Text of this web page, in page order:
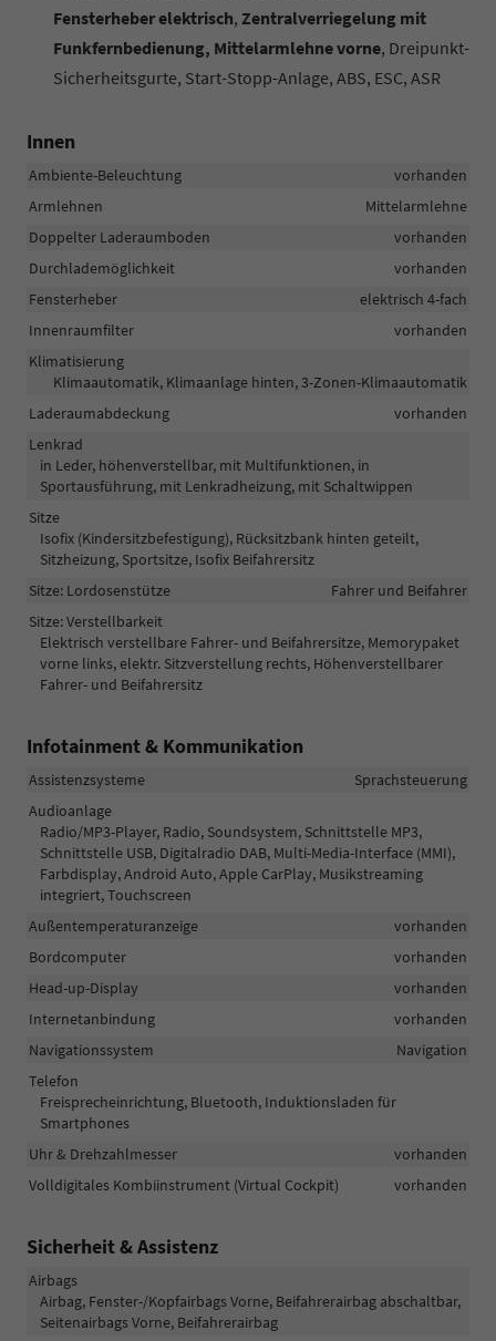
Fensterheber elektrisch, Zentralverriegelung mit
Funkfernbedienung, Mittelarmlehne vorne, Dreipunkt-
Sicherheitsgurte, Start-Stopp-Anlage, ABS, ESC, ASR
Innen
Ambiente-Beleuchtung
vorhanden
Armlehnen
Mittelarmlehne
Doppelter Laderaumboden
vorhanden
Durchlademöglichkeit
vorhanden
Fensterheber
elektrisch 4-fach
Innenraumfilter
vorhanden
Klimatisierung
Klimaautomatik, Klimaanlage hinten, 3-Zonen-Klimaautomatik
Laderaumabdeckung
vorhanden
Lenkrad
in Leder, höhenverstellbar, mit Multifunktionen, in
Sportausführung, mit Lenkradheizung, mit Schaltwippen
Sitze
Isofix (Kindersitzbefestigung), Rücksitzbank hinten geteilt,
Sitzheizung, Sportsitze, Isofix Beifahrersitz
Sitze: Lordosenstütze
Fahrer und Beifahrer
Sitze: Verstellbarkeit
Elektrisch verstellbare Fahrer- und Beifahrersitze, Memorypaket
vorne links, elektr. Sitzverstellung rechts, Höhenverstellbarer
Fahrer- und Beifahrersitz
Infotainment & Kommunikation
Assistenzsysteme
Sprachsteuerung
Audioanlage
Radio/MP3-Player, Radio, Soundsystem, Schnittstelle MP3,
Schnittstelle USB, Digitalradio DAB, Multi-Media-Interface (MMI),
Farbdisplay, Android Auto, Apple CarPlay, Musikstreaming
integriert, Touchscreen
Außentemperaturanzeige
vorhanden
Bordcomputer
vorhanden
Head-up-Display
vorhanden
Internetanbindung
vorhanden
Navigationssystem
Navigation
Telefon
Freisprecheinrichtung, Bluetooth, Induktionsladen für
Smartphones
Uhr & Drehzahlmesser
vorhanden
Volldigitales Kombiinstrument (Virtual Cockpit)
vorhanden
Sicherheit & Assistenz
Airbags
Airbag, Fenster-/Kopfairbags Vorne, Beifahrerairbag abschaltbar,
Seitenairbags Vorne, Beifahrerairbag